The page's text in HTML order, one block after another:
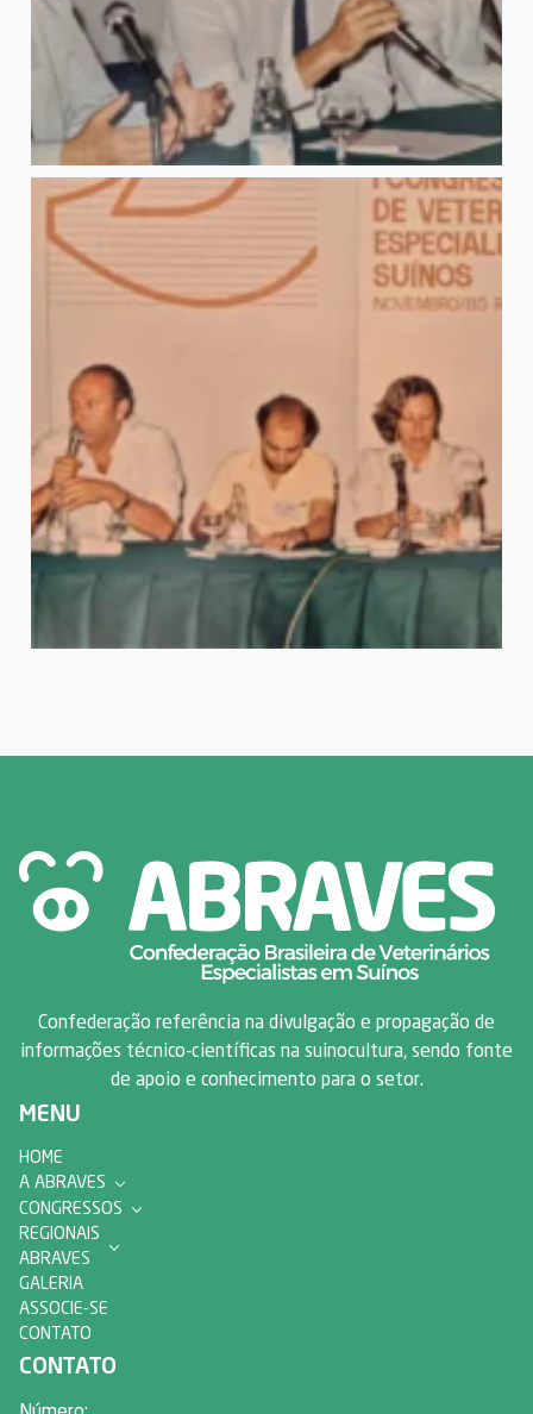
Confederação referência na divulgação e propagação de
informações técnico-científicas na suinocultura, sendo fonte
de apoio e conhecimento para o setor.
MENU
HOME
A ABRAVES
CONGRESSOS
REGIONAIS
ABRAVES
GALERIA
ASSOCIE-SE
CONTATO
CONTATO